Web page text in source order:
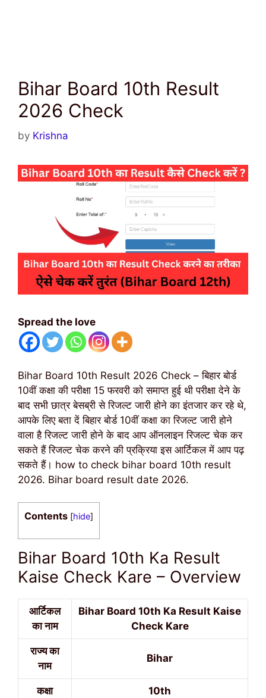
Bihar Board 10th Result
2026 Check
by Krishna
Spread the love
Bihar Board 10th Result 2026 Check – बिहार बोर्ड
10वीं कक्षा की परीक्षा 15 फरवरी को समाप्त हुई थी परीक्षा देने के
बाद सभी छात्र बेसब्री से रिजल्ट जारी होने का इंतजार कर रहे थे,
आपके लिए बता दें बिहार बोर्ड 10वीं कक्षा का रिजल्ट जारी होने
वाला है रिजल्ट जारी होने के बाद आप ऑनलाइन रिजल्ट चेक कर
सकते हैं रिजल्ट चेक करने की प्रक्रिया इस आर्टिकल में आप पढ़
सकते हैं। how to check bihar board 10th result
2026. Bihar board result date 2026.
Contents [hide]
Bihar Board 10th Ka Result
Kaise Check Kare – Overview
आर्टिकल
का नाम
Bihar Board 10th Ka Result Kaise
Check Kare
राज्य का
नाम
Bihar
कक्षा 10th